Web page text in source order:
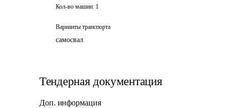
Кол-во машин: 1
Варианты транспорта
самосвал
Тендерная документация
Доп. информация